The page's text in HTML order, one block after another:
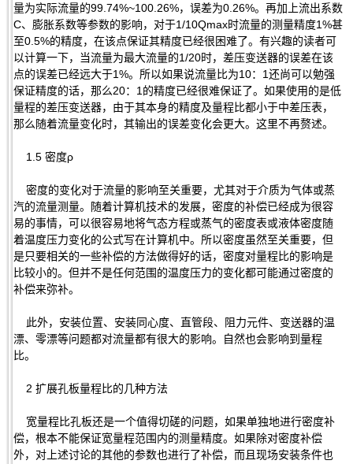
量为实际流量的99.74%~100.26%，误差为0.26%。再加上流出系数
C、膨胀系数等参数的影响，对于1/10Qmax时流量的测量精度1%甚
至0.5%的精度，在该点保证其精度已经很困难了。有兴趣的读者可
以计算一下，当流量为最大流量的1/20时，差压变送器的误差在该
点的误差已经远大于1%。所以如果说流量比为10：1还尚可以勉强
保证精度的话，那么20：1的精度已经很难保证了。如果使用的是低
量程的差压变送器，由于其本身的精度及量程比都小于中差压表，
那么随着流量变化时，其输出的误差变化会更大。这里不再赘述。
1.5 密度ρ
密度的变化对于流量的影响至关重要，尤其对于介质为气体或蒸
汽的流量测量。随着计算机技术的发展，密度的补偿已经成为很容
易的事情，可以很容易地将气态方程或蒸气的密度表或液体密度随
着温度压力变化的公式写在计算机中。所以密度虽然至关重要，但
是只要相关的一些补偿的方法做得好的话，密度对量程比的影响是
比较小的。但并不是任何范围的温度压力的变化都可能通过密度的
补偿来弥补。
此外，安装位置、安装同心度、直管段、阻力元件、变送器的温
漂、零漂等问题都对流量都有很大的影响。自然也会影响到量程
比。
2 扩展孔板量程比的几种方法
宽量程比孔板还是一个值得切磋的问题，如果单独地进行密度补
偿，根本不能保证宽量程范围内的测量精度。如果除对密度补偿
外，对上述讨论的其他的参数也进行了补偿，而且现场安装条件也